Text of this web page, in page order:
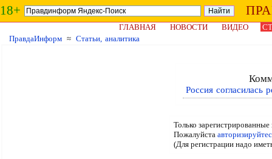
18+
ГЛАВНАЯ НОВОСТИ ВИДЕО
ПравдаИнформ ≈ Статьи, аналитика
Россия согласилась
Только
Пожалуйста
(Для регистрации надо